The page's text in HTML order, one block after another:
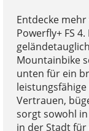
Entdecke
Powerfly+ FS
Mountainbike
unten für ein
Vertrauen,
sorgt sowohl
in der Stadt